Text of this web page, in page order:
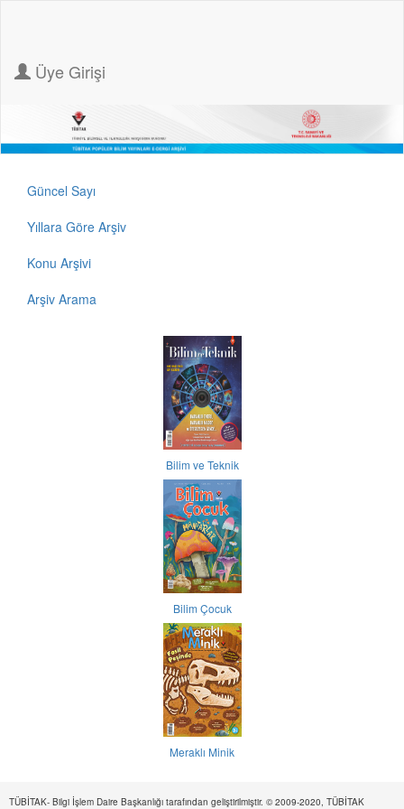
Üye Girişi
Güncel Sayı
Yıllara Göre Arşiv
Konu Arşivi
Arşiv Arama
Bilim ve Teknik
Bilim Çocuk
Meraklı Minik
TÜBİTAK- Bilgi İşlem Daire Başkanlığı tarafından geliştirilmiştir. © 2009-2020, TÜBİTAK